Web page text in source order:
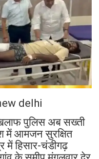
delhi
पुलिस अब सख्ती
में आमजन सुरक्षित
में हिसार-चंडीगढ़